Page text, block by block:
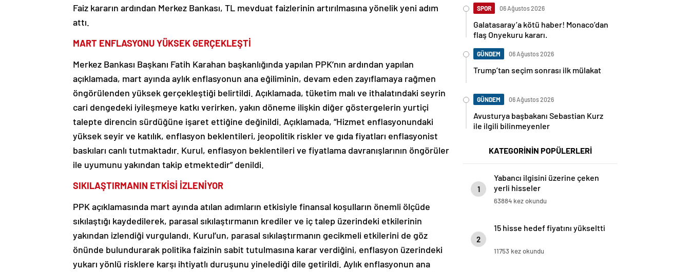
Faiz kararın ardından Merkez Bankası, TL mevduat faizlerinin artırılmasına yönelik yeni adım
attı.
MART ENFLASYONU YÜKSEK GERÇEKLEŞTİ
Merkez Bankası Başkanı Fatih Karahan başkanlığında yapılan PPK’nın ardından yapılan
açıklamada, mart ayında aylık enflasyonun ana eğiliminin, devam eden zayıflamaya rağmen
öngörülenden yüksek gerçekleştiği belirtildi. Açıklamada, tüketim malı ve ithalatındaki seyrin
cari dengedeki iyileşmeye katkı verirken, yakın döneme ilişkin diğer göstergelerin yurtiçi
talepte direncin sürdüğüne işaret ettiğine değinildi. Açıklamada, “Hizmet enflasyonundaki
yüksek seyir ve katılık, enflasyon beklentileri, jeopolitik riskler ve gıda fiyatları enflasyonist
baskıları canlı tutmaktadır. Kurul, enflasyon beklentileri ve fiyatlama davranışlarının öngörüler
ile uyumunu yakından takip etmektedir” denildi.
SIKILAŞTIRMANIN ETKİSİ İZLENİYOR
PPK açıklamasında mart ayında atılan adımların etkisiyle finansal koşulların önemli ölçüde
sıkılaştığı kaydedilerek, parasal sıkılaştırmanın krediler ve iç talep üzerindeki etkilerinin
yakından izlendiği vurgulandı. Kurul’un, parasal sıkılaştırmanın gecikmeli etkilerini de göz
önünde bulundurarak politika faizinin sabit tutulmasına karar verdiğini, enflasyon üzerindeki
yukarı yönlü risklere karşı ihtiyatlı duruşunu yinelediği dile getirildi. Aylık enflasyonun ana
SPOR 06 Ağustos 2026
Galatasaray’a kötü haber! Monaco’dan
flaş Onyekuru kararı.
GÜNDEM 06 Ağustos 2026
Trump’tan seçim sonrası ilk mülakat
GÜNDEM 06 Ağustos 2026
Avusturya başbakanı Sebastian Kurz
ile ilgili bilinmeyenler
KATEGORİNİN POPÜLERLERİ
1
Yabancı ilgisini üzerine çeken
yerli hisseler
63884 kez okundu
2
15 hisse hedef fiyatını yükseltti
11753 kez okundu